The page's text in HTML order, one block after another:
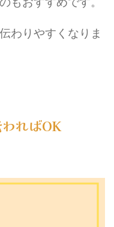
わりやすくなりま
ればOK